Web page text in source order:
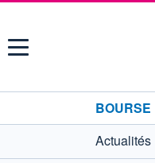
Menu
BOURSE
Actualités